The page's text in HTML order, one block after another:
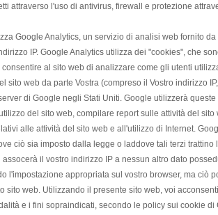
attraverso l'uso di antivirus, firewall e protezione
Google Analytics, un servizio di analisi web fornito
IP. Google Analytics utilizza dei "cookies", che
consentire al sito web di analizzare come gli utenti
sito web da parte Vostra (compreso il Vostro indirizzo
di Google negli Stati Uniti. Google utilizzerà
del sito web, compilare report sulle attività del
alle attività del sito web e all'utilizzo di Internet.
ciò sia imposto dalla legge o laddove tali terzi trattino
il vostro indirizzo IP a nessun altro dato
l'impostazione appropriata sul vostro browser, ma ciò
sito web. Utilizzando il presente sito web, voi
e i fini sopraindicati, secondo le policy sui cookie